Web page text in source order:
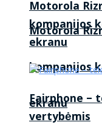
Motorola
kompanijos
ekranu
Motorola
kompanijos
ekranu
Fairphone –
vertybėmis